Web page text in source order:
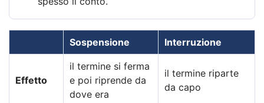
Sospensione Interruzione
Effetto
il termine si ferma
e poi riprende da
dove era
il termine riparte
da capo